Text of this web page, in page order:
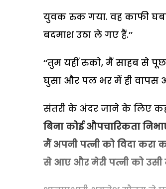
युवक रुक गया. वह काफी
बदमाश उठा ले गए हैं.’’
‘‘तुम यहीं रुको, मैं साहब से
घुसा और पल भर में ही वापस
संतरी के अंदर जाने के लिए
बिना कोई औपचारिकता
मैं अपनी पत्नी को विदा
से आए और मेरी पत्नी को